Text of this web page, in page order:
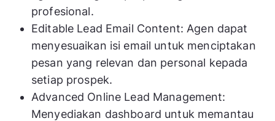
profesional.
Editable Lead Email Content: Agen dapat
menyesuaikan isi email untuk menciptakan
pesan yang relevan dan personal kepada
setiap prospek.
Advanced Online Lead Management:
Menyediakan dashboard untuk memantau